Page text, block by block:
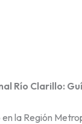
Río Clarillo:
la Región